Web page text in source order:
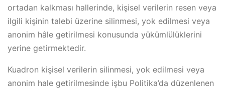
ortadan kalkması hallerinde, kişisel verilerin resen veya
ilgili kişinin talebi üzerine silinmesi, yok edilmesi veya
anonim hâle getirilmesi konusunda yükümlülüklerini
yerine getirmektedir.
Kuadron kişisel verilerin silinmesi, yok edilmesi veya
anonim hale getirilmesinde işbu Politika’da düzenlenen